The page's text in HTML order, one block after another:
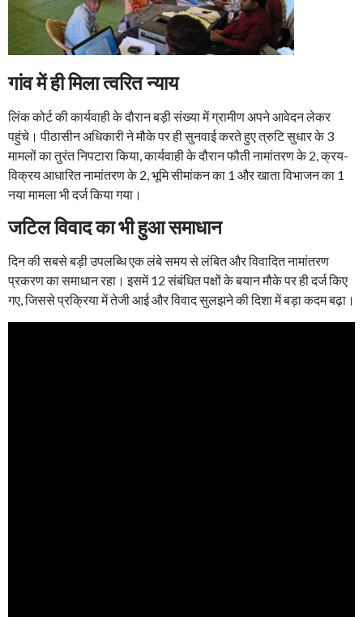
गांव में ही मिला त्वरित न्याय
लिंक कोर्ट की कार्यवाही के दौरान बड़ी संख्या में ग्रामीण अपने आवेदन लेकर
पहुंचे। पीठासीन अधिकारी ने मौके पर ही सुनवाई करते हुए त्रुटि सुधार के 3
मामलों का तुरंत निपटारा किया, कार्यवाही के दौरान फौती नामांतरण के 2, क्रय-
विक्रय आधारित नामांतरण के 2, भूमि सीमांकन का 1 और खाता विभाजन का 1
नया मामला भी दर्ज किया गया।
जटिल विवाद का भी हुआ समाधान
दिन की सबसे बड़ी उपलब्धि एक लंबे समय से लंबित और विवादित नामांतरण
प्रकरण का समाधान रहा। इसमें 12 संबंधित पक्षों के बयान मौके पर ही दर्ज किए
गए, जिससे प्रक्रिया में तेजी आई और विवाद सुलझने की दिशा में बड़ा कदम बढ़ा।